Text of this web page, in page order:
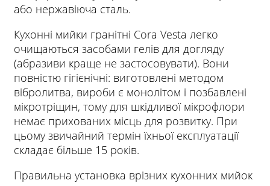
або нержавіюча сталь.
Кухонні мийки гранітні Cora Vesta легко
очищаються засобами гелів для догляду
(абразиви краще не застосовувати). Вони
повністю гігієнічні: виготовлені методом
вібролитва, вироби є монолітом і позбавлені
мікротріщин, тому для шкідливої мікрофлори
немає прихованих місць для розвитку. При
цьому звичайний термін їхньої експлуатації
складає більше 15 років.
Правильна установка врізних кухонних мийок